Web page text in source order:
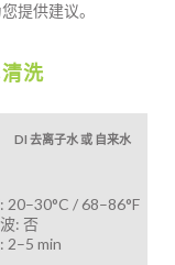
提供建议。
洗
DI 去离子水 或 自来水
20–30°C / 68–86°F
: 否
2–5 min